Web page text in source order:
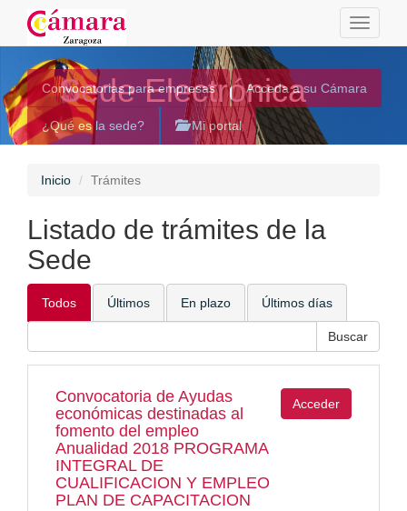
Toggle
Sede Electrónica
Convocatorias para empresas Acceda a su Cámara
¿Qué es la sede? Mi portal
Inicio Trámites
Listado de trámites de la
Sede
Todos Últimos En plazo Últimos días
Convocatoria de Ayudas
económicas destinadas al
fomento del empleo
Anualidad 2018 PROGRAMA
INTEGRAL DE
CUALIFICACION Y EMPLEO
PLAN DE CAPACITACION
Acceder